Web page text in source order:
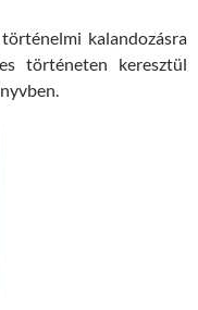
kalandozásra
történeten keresztül